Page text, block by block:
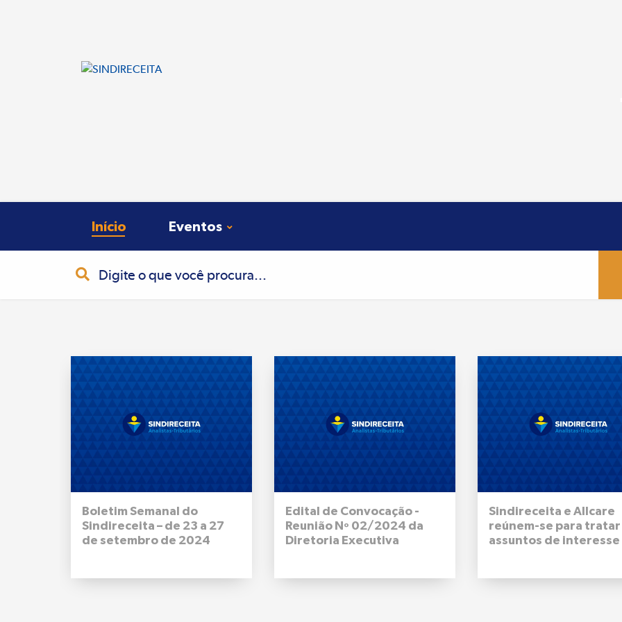
Início Eventos
Pesquisa
Boletim Semanal do
Sindireceita – de 23 a 27
de setembro de 2024
Edital de Convocação -
Reunião Nº 02/2024 da
Diretoria Executiva
Sindireceita e Allcare
reúnem-se para tratar
assuntos de interesse